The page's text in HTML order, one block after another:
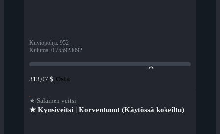
Kuviopohja: 952
Kuluma: 0,755923092
313,07 $ Osta
★ Salainen veitsi
★ Kynsiveitsi | Korventunut (Käytössä kokeiltu)